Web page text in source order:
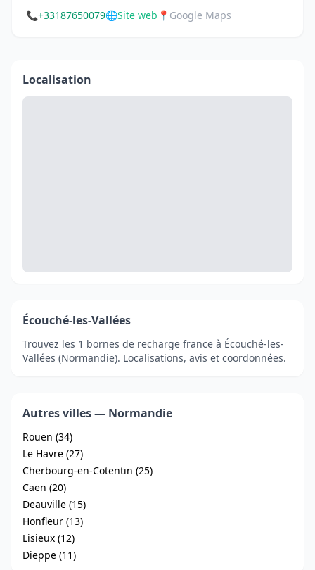
📞+33187650079🌐Site web 📍 Google Maps
Localisation
Écouché-les-Vallées
Trouvez les 1 bornes de recharge france à Écouché-les-
Vallées (Normandie). Localisations, avis et coordonnées.
Autres villes — Normandie
Rouen (34)
Le Havre (27)
Cherbourg-en-Cotentin (25)
Caen (20)
Deauville (15)
Honfleur (13)
Lisieux (12)
Dieppe (11)